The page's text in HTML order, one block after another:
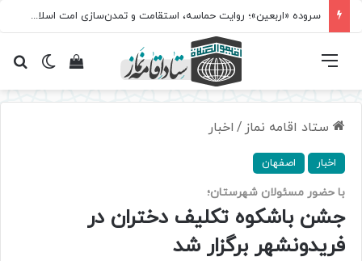
سروده‌ «اربعین»؛ روایت حماسه، استقامت و تمدن‌سازی امت اسلامی
تغییرمشاهده فهرست
ستاد اقامه نماز / اخبار
اخبار اصفهان
با حضور مسئولان شهرستان؛
جشن باشکوه تکلیف دختران در
فریدونشهر برگزار شد